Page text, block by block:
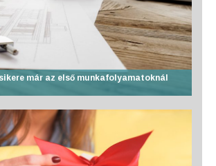
már az első munkafolyamatoknál